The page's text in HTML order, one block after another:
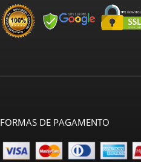
FORMAS DE PAGAMENTO